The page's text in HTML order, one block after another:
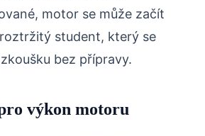
motor se může začít
student, který se
bez přípravy.
výkon motoru